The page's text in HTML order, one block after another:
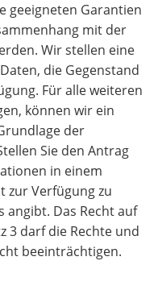
geeigneten Garantien
mit der
Wir stellen eine
die Gegenstand
Für alle weiteren
können wir ein
der
Sie den Antrag
in einem
zur Verfügung zu
Das Recht auf
3 darf die Rechte und
beeinträchtigen.